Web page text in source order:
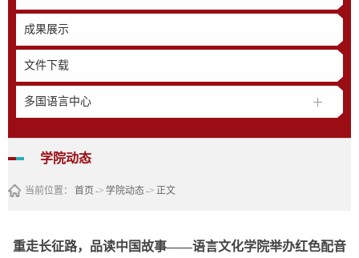
成果展示
文件下载
多国语言中心
学院动态
当前位置： 首页 -> 学院动态-> 正文
重走长征路，品读中国故事——语言文化学院举办红色配音